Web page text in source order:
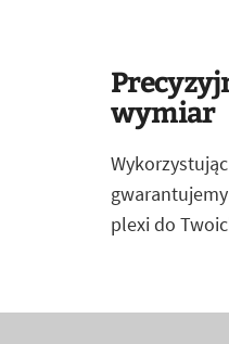
wymiar
plexi do